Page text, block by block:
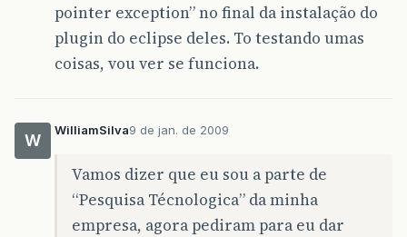
pointer exception” no final da instalação do
plugin do eclipse deles. To testando umas
coisas, vou ver se funciona.
W
WilliamSilva9 de jan. de 2009
Vamos dizer que eu sou a parte de
“Pesquisa Técnologica” da minha
empresa, agora pediram para eu dar